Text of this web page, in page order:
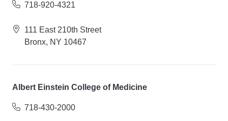
718-920-4321
111 East 210th Street
Bronx, NY 10467
Albert Einstein College of Medicine
718-430-2000